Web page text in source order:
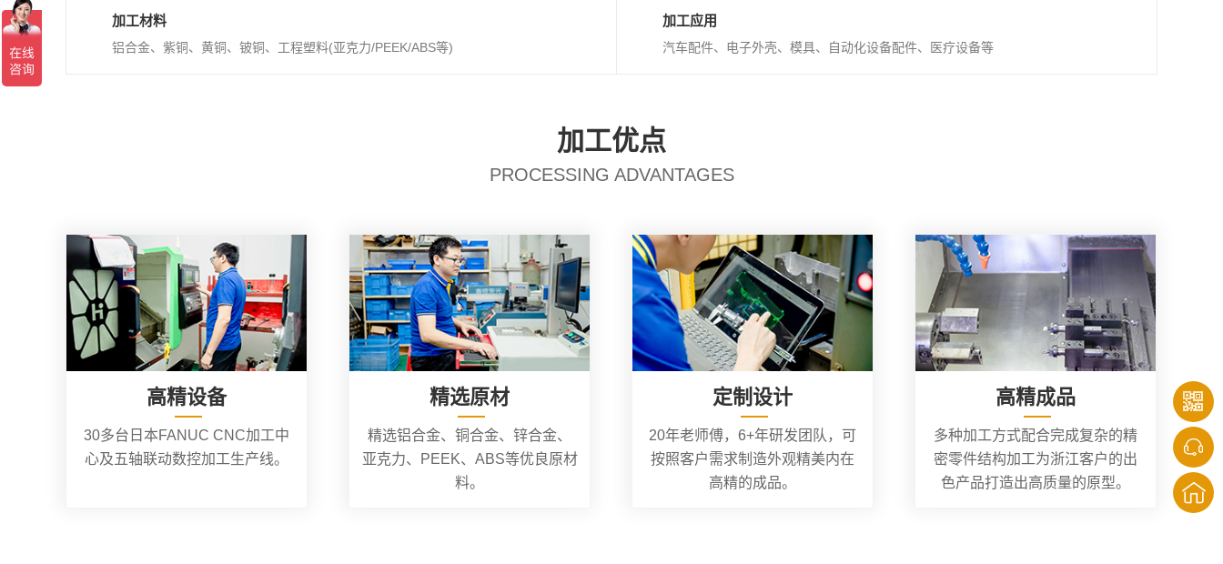
加工材料
铝合金、紫铜、黄铜、铍铜、工程塑料(亚克力/PEEK/ABS等)
加工应用
汽车配件、电子外壳、模具、自动化设备配件、医疗设备等
加工优点
PROCESSING ADVANTAGES
高精设备
30多台日本FANUC CNC加工中
心及五轴联动数控加工生产线。
精选原材
精选铝合金、铜合金、锌合金、
亚克力、PEEK、ABS等优良原材
料。
定制设计
20年老师傅，6+年研发团队，可
按照客户需求制造外观精美内在
高精的成品。
高精成品
多种加工方式配合完成复杂的精
密零件结构加工为浙江客户的出
色产品打造出高质量的原型。